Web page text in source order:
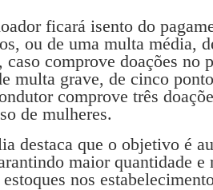
ficará isento do
ou de uma multa média,
comprove doações no
multa grave, de cinco
comprove três
de mulheres.
destaca que o objetivo é
maior quantidade e
nos